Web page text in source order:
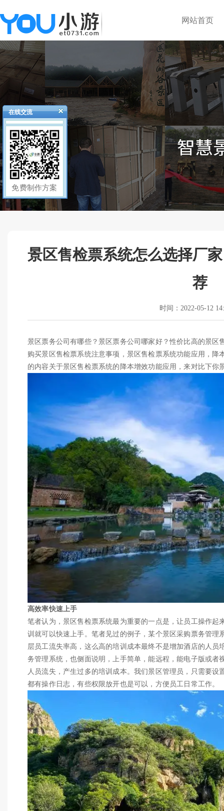
网站首页
景区售检票系统怎么选择厂
荐
时间：2022-05-12
景区票务公司有哪些？景区票务公司哪家好？性价比高的景区
购买景区售检票系统注意事项，景区售检票系统功能应用，
的内容关于景区售检票系统的降本增效功能应用，来对比下你
高效率快速上手
笔者认为，景区售检票系统最为重要的一点是，让员工操作起
训就可以快速上手。笔者见过的例子，某个景区采购票务管理
层员工流失率高，这么高的培训成本最终不是增加酒店的人
务管理系统，也侧面说明，上手简单，能远程，能电子版或者
人员流失，产生过多的培训成本。我们景区管理员，只需要
都有操作日志，有些权限放开也是可以，方便员工日常工作。
在线交流
免费制作方案